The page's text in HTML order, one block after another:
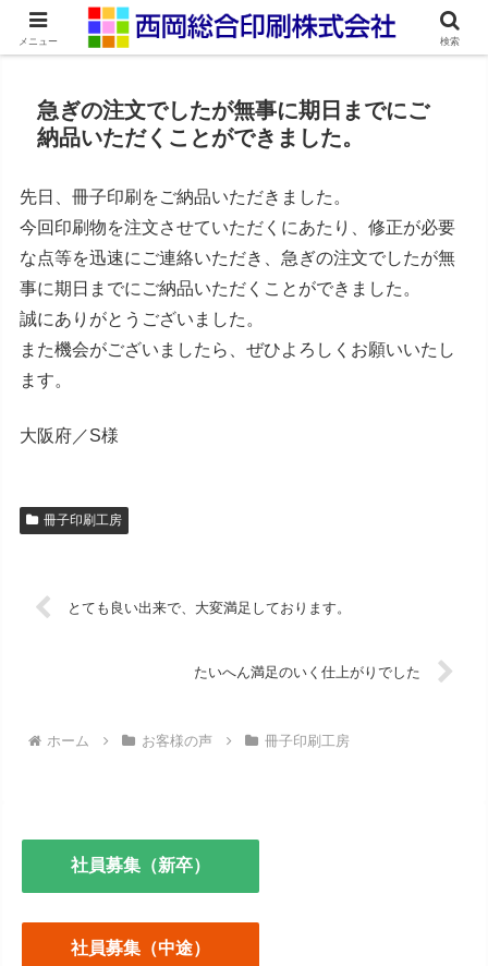
ネット印刷通販・オンデマンド印刷
急ぎの注文でしたが無事に期日までにご
納品いただくことができました。
先日、冊子印刷をご納品いただきました。
今回印刷物を注文させていただくにあたり、修正が必要
な点等を迅速にご連絡いただき、急ぎの注文でしたが無
事に期日までにご納品いただくことができました。
誠にありがとうございました。
また機会がございましたら、ぜひよろしくお願いいたし
ます。
大阪府／S様
冊子印刷工房
とても良い出来で、大変満足しております。
たいへん満足のいく仕上がりでした
ホーム お客様の声 冊子印刷工房
社員募集（新卒）
社員募集（中途）
メニュー 検索